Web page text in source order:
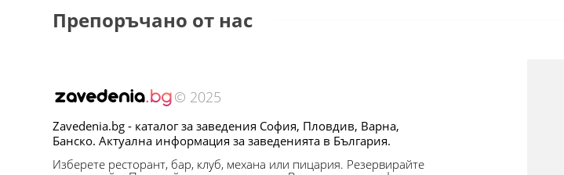
Препоръчано от нас
© 2025
Zavedenia.bg - каталог за заведения София, Пловдив, Варна,
Банско. Актуална информация за заведенията в България.
Изберете ресторант, бар, клуб, механа или пицария. Резервирайте